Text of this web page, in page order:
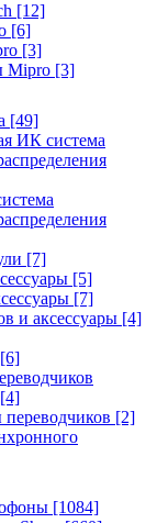
[12]
[6]
[3]
Mipro [3]
[49]
ИК система
[7]
[5]
[7]
и аксессуары [4]
[6]
[4]
[2]
[1084]